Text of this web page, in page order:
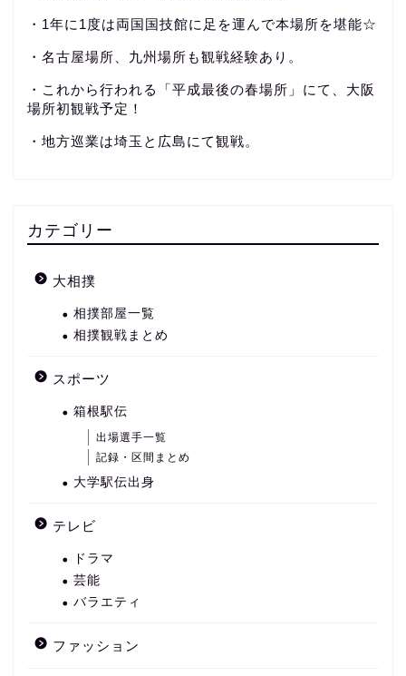
・1年に1度は両国国技館に足を運んで本場所を堪能☆
・名古屋場所、九州場所も観戦経験あり。
・これから行われる「平成最後の春場所」にて、大阪
場所初観戦予定！
・地方巡業は埼玉と広島にて観戦。
カテゴリー
大相撲
相撲部屋一覧
相撲観戦まとめ
スポーツ
箱根駅伝
出場選手一覧
記録・区間まとめ
大学駅伝出身
テレビ
ドラマ
芸能
バラエティ
ファッション